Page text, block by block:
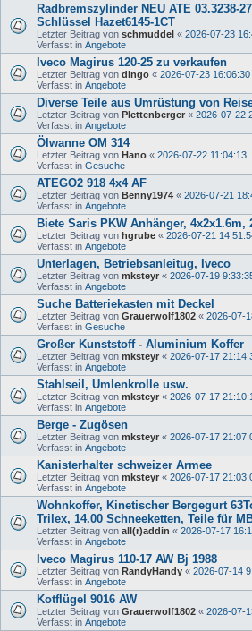
Radbremszylinder NEU ATE 03.3238-
Schlüssel Hazet6145-1CT
Letzter Beitrag von schmuddel « 2026-07-23
Verfasst in Angebote
Iveco Magirus 120-25 zu verkaufen
Letzter Beitrag von dingo « 2026-07-23 16:06:30
Verfasst in Angebote
Diverse Teile aus Umrüstung von
Letzter Beitrag von Plettenberger « 2026-07-22
Verfasst in Angebote
Ölwanne OM 314
Letzter Beitrag von Hano « 2026-07-22 11:04:13
Verfasst in Gesuche
ATEGO2 918 4x4 AF
Letzter Beitrag von Benny1974 « 2026-07-21
Verfasst in Angebote
Biete Saris PKW Anhänger, 4x2x1.6m,
Letzter Beitrag von hgrube « 2026-07-21
Verfasst in Angebote
Unterlagen, Betriebsanleitug, Iveco
Letzter Beitrag von mksteyr « 2026-07-19
Verfasst in Angebote
Suche Batteriekasten mit Deckel
Letzter Beitrag von Grauerwolf1802 « 2026-07-
Verfasst in Gesuche
Großer Kunststoff - Aluminium Koffer
Letzter Beitrag von mksteyr « 2026-07-17
Verfasst in Angebote
Stahlseil, Umlenkrolle usw.
Letzter Beitrag von mksteyr « 2026-07-17
Verfasst in Angebote
Berge - Zugösen
Letzter Beitrag von mksteyr « 2026-07-17
Verfasst in Angebote
Kanisterhalter schweizer Armee
Letzter Beitrag von mksteyr « 2026-07-17
Verfasst in Angebote
Wohnkoffer, Kinetischer Bergegurt
Trilex, 14.00 Schneeketten, Teile für
Letzter Beitrag von all(r)addin « 2026-07-17
Verfasst in Angebote
Iveco Magirus 110-17 AW Bj 1988
Letzter Beitrag von RandyHandy « 2026-07-14
Verfasst in Angebote
Kotflügel 9016 AW
Letzter Beitrag von Grauerwolf1802 « 2026-07-
Verfasst in Angebote